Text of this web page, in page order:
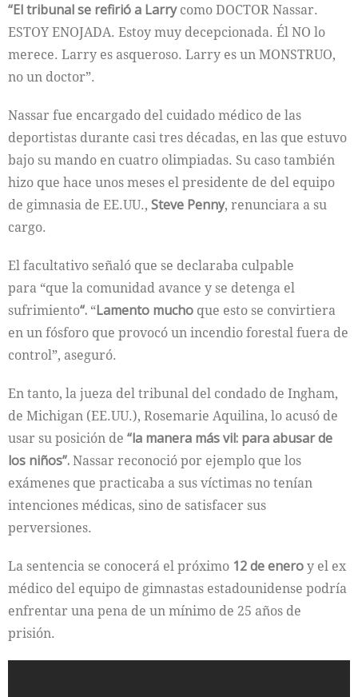
“El tribunal se refirió a Larrycomo DOCTOR Nassar.
ESTOY ENOJADA. Estoy muy decepcionada. Él NO lo
merece. Larry es asqueroso. Larry es un MONSTRUO,
no un doctor”.
Nassar fue encargado del cuidado médico de las
deportistas durante casi tres décadas, en las que estuvo
bajo su mando en cuatro olimpiadas. Su caso también
hizo que hace unos meses el presidente de del equipo
de gimnasia de EE.UU., Steve Penny, renunciara a su
cargo.
El facultativo señaló que se declaraba culpable
para “que la comunidad avance y se detenga el
sufrimiento“. “Lamento mucho que esto se convirtiera
en un fósforo que provocó un incendio forestal fuera de
control”, aseguró.
En tanto, la jueza del tribunal del condado de Ingham,
de Michigan (EE.UU.), Rosemarie Aquilina, lo acusó de
usar su posición de “la manera más vil: para abusar de
los niños”.Nassar reconoció por ejemplo que los
exámenes que practicaba a sus víctimas no tenían
intenciones médicas, sino de satisfacer sus
perversiones.
La sentencia se conocerá el próximo 12 de eneroy el ex
médico del equipo de gimnastas estadounidense podría
enfrentar una pena de un mínimo de 25 años de
prisión.